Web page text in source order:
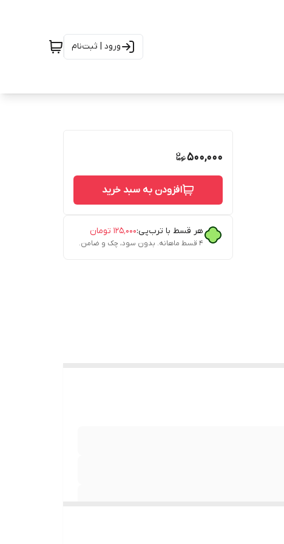
ورود | ثبت‌نام
500,000
افزودن به سبد خرید
هر قسط با ترب‌پی:۱۲۵٬۰۰۰ تومان
۴ قسط ماهانه. بدون سود، چک و ضامن.